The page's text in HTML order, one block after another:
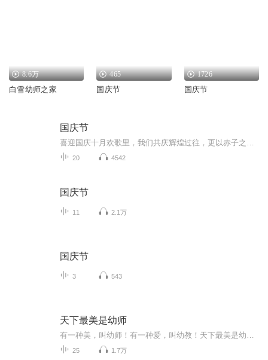
8.6万
白雪幼师之家
465
国庆节
1726
国庆节
国庆节
20 4542
国庆节
11 2.1万
国庆节
3 543
天下最美是幼师
25 1.7万